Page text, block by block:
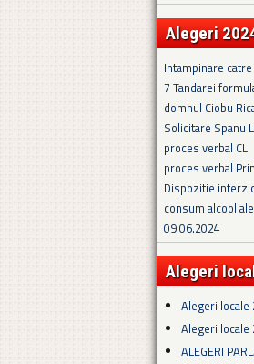
Alegeri
Intampinare catre
7 Tandarei
domnul Ciobu
Solicitare Spanu
proces verbal CL
proces verbal
Dispozitie
consum alcool
09.06.2024
Alegeri
Alegeri locale
Alegeri locale
ALEGERI